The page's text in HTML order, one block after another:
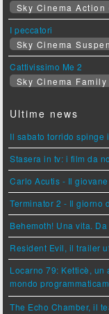
Sky Cinema Action
I peccatori
Sky Cinema
Cattivissimo Me 2
Sky Cinema Family
Ultime news
Il sabato torrido
Stasera in tv: i film da
Carlo Acutis - Il
Terminator 2 - Il giorno
Behemoth! Una vita.
Resident Evil, il trailer
Locarno 79: Ketticè,
mondo
The Echo Chamber, il